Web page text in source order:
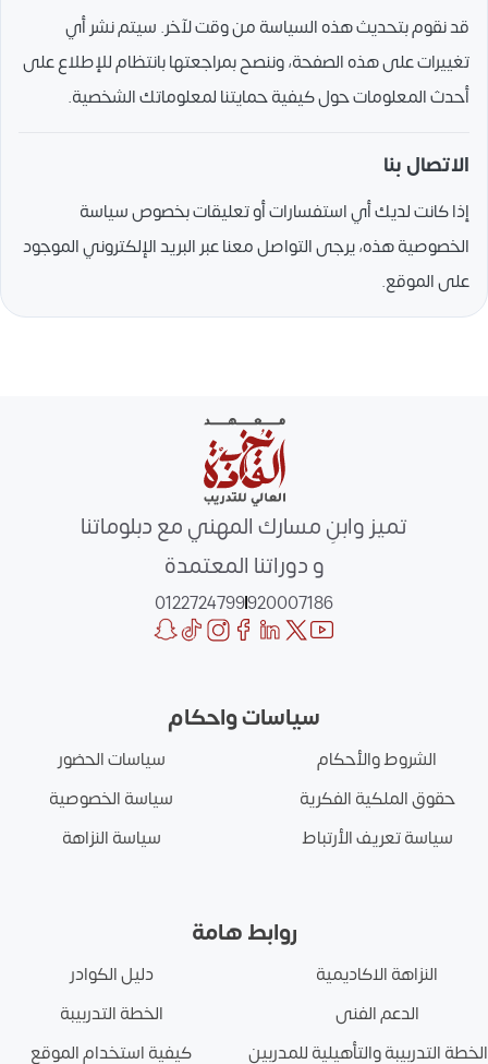
قد نقوم بتحديث هذه السياسة من وقت لآخر. سيتم نشر أي
تغييرات على هذه الصفحة، وننصح بمراجعتها بانتظام للإطلاع على
أحدث المعلومات حول كيفية حمايتنا لمعلوماتك الشخصية.
الاتصال بنا
إذا كانت لديك أي استفسارات أو تعليقات بخصوص سياسة
الخصوصية هذه، يرجى التواصل معنا عبر البريد الإلكتروني الموجود
على الموقع.
تميز وابنِ مسارك المهني مع دبلوماتنا
و دوراتنا المعتمدة
920007186
|
0122724799
سياسات واحكام
الشروط والأحكام
سياسات الحضور
حقوق الملكية الفكرية
سياسة الخصوصية
سياسة تعريف الأرتباط
سياسة النزاهة
روابط هامة
النزاهة الاكاديمية
دليل الكوادر
الدعم الفنى
الخطة التدربيبة
الخطة التدربيبة والتأهيلية للمدربين
كيفية استخدام الموقع